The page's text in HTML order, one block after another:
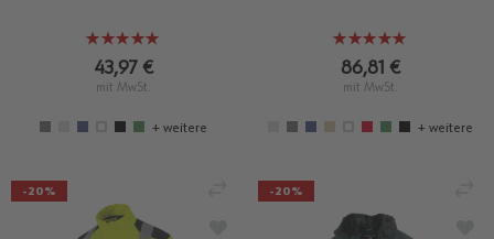
Bewertung:
100%
43,97 €
mit MwSt.
+ weitere
Bewertung:
100%
86,81 €
mit MwSt.
+ weitere
-20%
ZUR WUNSCHLISTE HINZUFÜGEN
VERGLEICHEN
-20%